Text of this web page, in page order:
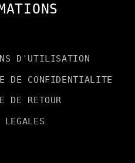
D'UTILISATION
DE CONFIDENTIALITE
DE RETOUR
LEGALES